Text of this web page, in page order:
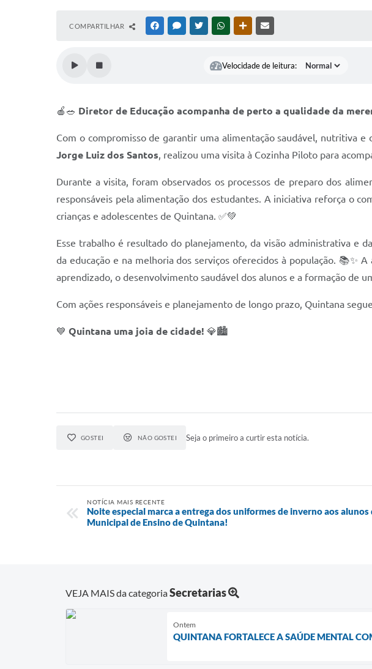
COMPARTILHAR FACEBOOKMESSENGER
TWITTERWHATSAPPOUTRAS MÍDIAS
Velocidade de leitura:
🍎🥗 Diretor de Educação acompanha de perto a qualidade da
Com o compromisso de garantir uma alimentação saudável, nutritiva
Jorge Luiz dos Santos, realizou uma visita à Cozinha Piloto para
Durante a visita, foram observados os processos de preparo dos
responsáveis pela alimentação dos estudantes. A iniciativa reforça o
crianças e adolescentes de Quintana. ✅💚
Esse trabalho é resultado do planejamento, da visão administrativa e
da educação e na melhoria dos serviços oferecidos à população.
aprendizado, o desenvolvimento saudável dos alunos e a formação de
Com ações responsáveis e planejamento de longo prazo, Quintana
💙 Quintana uma joia de cidade! 💎🏙️
GOSTEI NÃO GOSTEI Seja o primeiro a curtir esta notícia.
NOTÍCIA MAIS RECENTE
Noite especial marca a entrega dos uniformes de inverno aos alunos
Municipal de Ensino de Quintana!
VEJA MAIS da categoriaSecretarias
Ontem
QUINTANA FORTALECE A SAÚDE MENTAL